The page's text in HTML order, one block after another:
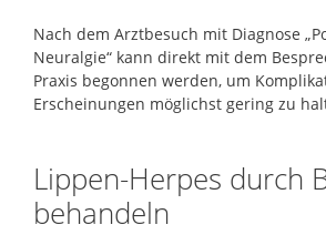
Nach dem Arztbesuch mit Diagnose
Neuralgie“ kann direkt mit dem
Praxis begonnen werden, um
Erscheinungen möglichst gering zu
Lippen-Herpes durch
behandeln